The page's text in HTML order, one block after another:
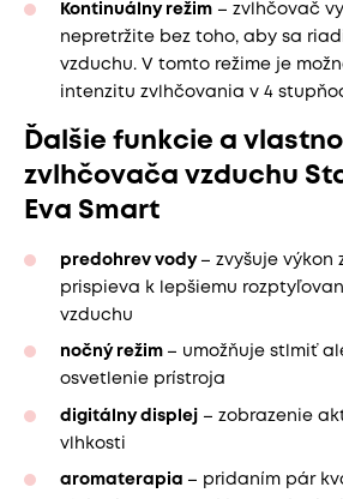
Kontinuálny režim – zvlhčovač
nepretržite bez toho, aby sa
vzduchu. V tomto režime je
intenzitu zvlhčovania v 4
Ďalšie funkcie a
zvlhčovača vzduchu
Eva Smart
predohrev vody – zvyšuje výkon
prispieva k lepšiemu
vzduchu
nočný režim – umožňuje stlmiť
osvetlenie prístroja
digitálny displej – zobrazenie
vlhkosti
aromaterapia – pridaním pár